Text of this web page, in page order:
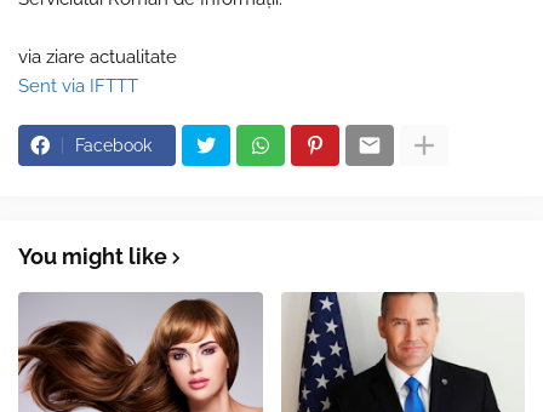
via ziare actualitate
Sent via IFTTT
Facebook
You might like